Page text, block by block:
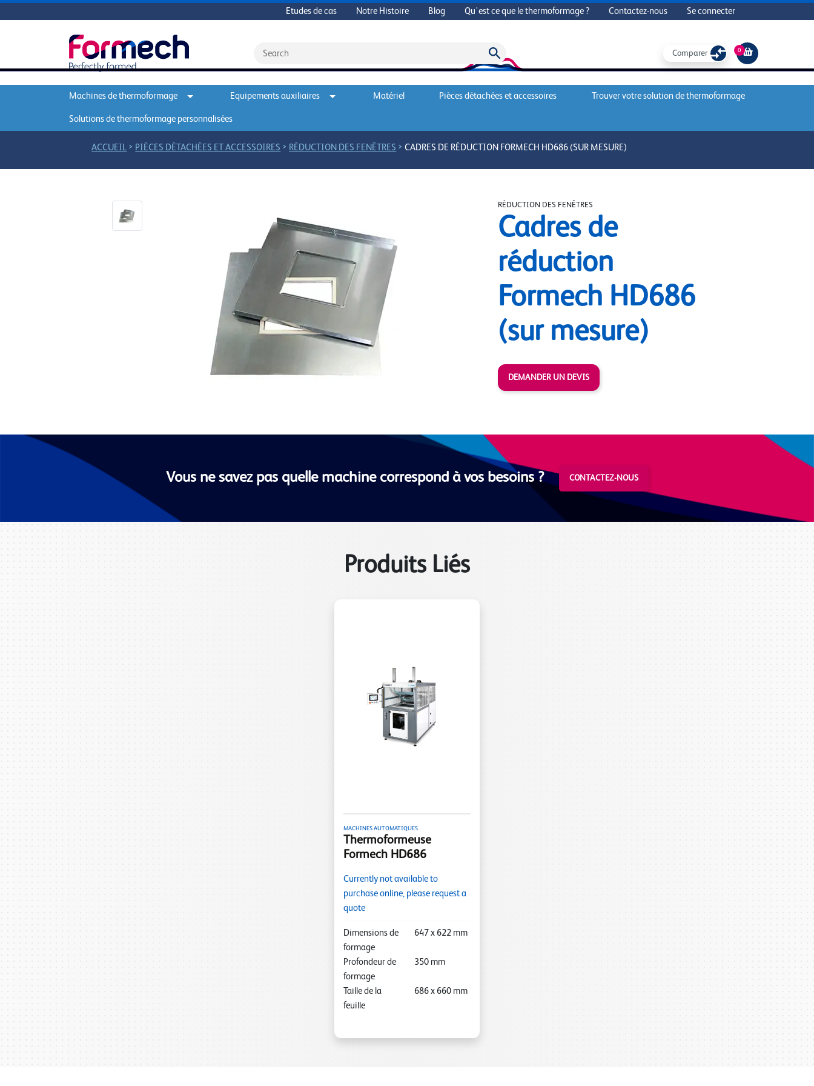
Etudes de cas Notre Histoire Blog Qu'est ce que le thermoformage ? Contactez-nous Se connecter
Comparer 0
Machines de thermoformage Equipements auxiliaires Matériel Pièces détachées et accessoires Trouver votre solution de thermoformage
Solutions de thermoformage personnalisées
ACCUEIL > PIÈCES DÉTACHÉES ET ACCESSOIRES > RÉDUCTION DES FENÊTRES >CADRES DE RÉDUCTION FORMECH HD686 (SUR MESURE)
RÉDUCTION DES FENÊTRES
Cadres de
réduction
Formech HD686
(sur mesure)
DEMANDER UN DEVIS
Vous ne savez pas quelle machine correspond à vos besoins ? CONTACTEZ-NOUS
Produits Liés
MACHINES AUTOMATIQUES
Thermoformeuse
Formech HD686
Currently not available to
purchase online, please request a
quote
Dimensions de
formage
647 x 622 mm
Profondeur de
formage
350 mm
Taille de la
feuille
686 x 660 mm